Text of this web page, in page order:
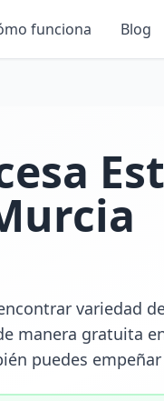
funciona Blog
variedad
manera gratuita
puedes